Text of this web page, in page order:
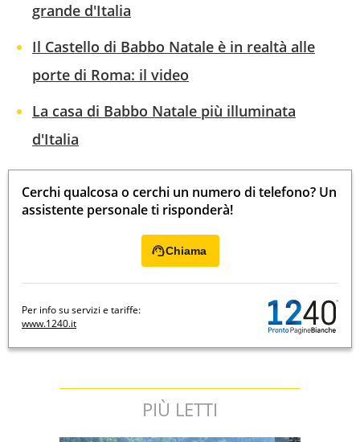
grande d'Italia
Il Castello di Babbo Natale è in realtà alle
porte di Roma: il video
La casa di Babbo Natale più illuminata
d'Italia
Cerchi qualcosa o cerchi un numero di telefono? Un
assistente personale ti risponderà!
Chiama
Per info su servizi e tariffe:
www.1240.it
PIÙ LETTI